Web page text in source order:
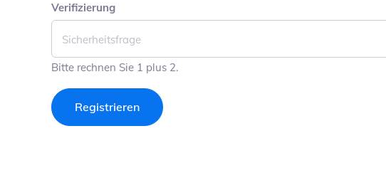
Verifizierung
Pflichtfeld
Sicherheitsfrage
Bitte rechnen Sie 1 plus 2.
Registrieren